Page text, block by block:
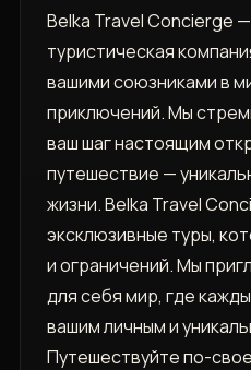
Belka Travel Concierge
туристическая
вашими союзниками в
приключений. Мы
ваш шаг настоящим
путешествие —
жизни. Belka Travel
эксклюзивные туры,
и ограничений. Мы
для себя мир, где
вашим личным и
Путешествуйте по-